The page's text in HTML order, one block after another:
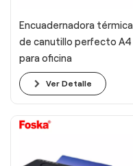
Encuadernadora térmica
de canutillo perfecto A4
para oficina
Ver Detalle